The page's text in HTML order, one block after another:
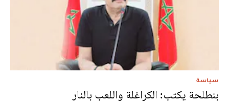
سياسة
بنطلحة يكتب: الكراغلة واللعب بالنار